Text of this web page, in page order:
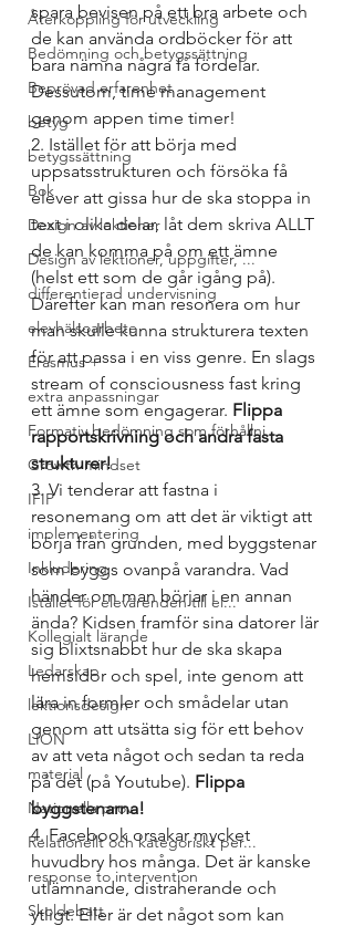
Återkoppling för utveckling
Bedömning och betygssättning
Beprövad erfarenhet
betyg
betygssättning
Bok
Design av lektioner
Design av lektioner, uppgifter, ...
differentierad undervisning
elevhälsoarbete
Erasmus +
extra anpassningar
Formativ bedömning som förhållni...
Growth mindset
IFIP
implementering
Inkludering
Istället för elevärenden till el...
Kollegialt lärande
Ledarskap
lektionsdesign
LION
material
Nationella prov
Relationellt och kategoriskt per...
response to intervention
Skoldebatt
spara bevisen på ett bra arbete och
de kan använda ordböcker för att
bara nämna några få fördelar.
Dessutom, time management
genom appen time timer!
2. Istället för att börja med
uppsatsstrukturen och försöka få
elever att gissa hur de ska stoppa in
text i olika delar, låt dem skriva ALLT
de kan komma på om ett ämne
(helst ett som de går igång på).
Därefter kan man resonera om hur
man skulle kunna strukturera texten
för att passa i en viss genre. En slags
stream of consciousness fast kring
ett ämne som engagerar. Flippa
rapportskrivning och andra fasta
strukturer!
3. Vi tenderar att fastna i
resonemang om att det är viktigt att
börja från grunden, med byggstenar
som byggs ovanpå varandra. Vad
händer om man börjar i en annan
ända? Kidsen framför sina datorer lär
sig blixtsnabbt hur de ska skapa
hemsidor och spel, inte genom att
lära in formler och smådelar utan
genom att utsätta sig för ett behov
av att veta något och sedan ta reda
på det (på Youtube). Flippa
byggstenarna!
4. Facebook orsakar mycket
huvudbry hos många. Det är kanske
utlämnande, distraherande och
ytligt. Eller är det något som kan